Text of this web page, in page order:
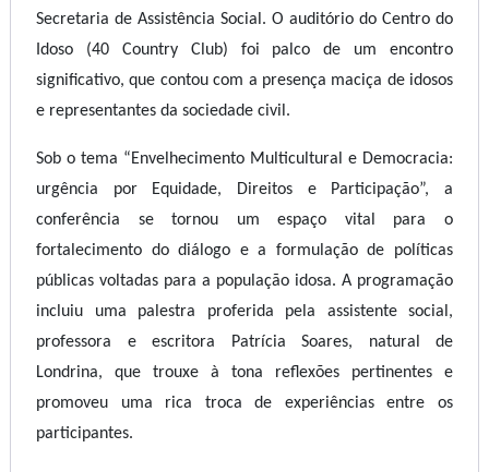
Secretaria de Assistência Social. O auditório do Centro do
Idoso (40 Country Club) foi palco de um encontro
significativo, que contou com a presença maciça de idosos
e representantes da sociedade civil.
Sob o tema “Envelhecimento Multicultural e Democracia:
urgência por Equidade, Direitos e Participação”, a
conferência se tornou um espaço vital para o
fortalecimento do diálogo e a formulação de políticas
públicas voltadas para a população idosa. A programação
incluiu uma palestra proferida pela assistente social,
professora e escritora Patrícia Soares, natural de
Londrina, que trouxe à tona reflexões pertinentes e
promoveu uma rica troca de experiências entre os
participantes.